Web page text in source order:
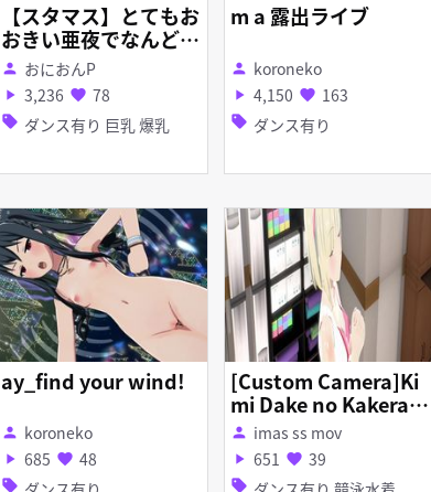
【スタマス】とてもお
おきい亜夜でなんどで
も笑おう【ModMV】
person おにおんP
play_arrow 3,236 favorite 78
sell ダンス有り 巨乳 爆乳
m a 露出ライブ
person koroneko
play_arrow 4,150 favorite 163
sell ダンス有り
ay_find your wind!
person koroneko
play_arrow 685 favorite 48
sell
[Custom Camera]Ki
mi Dake no Kakera: I
DOLM@STER STARLI
T SEASON
person imas ss mov
play_arrow 651 favorite 39
sell